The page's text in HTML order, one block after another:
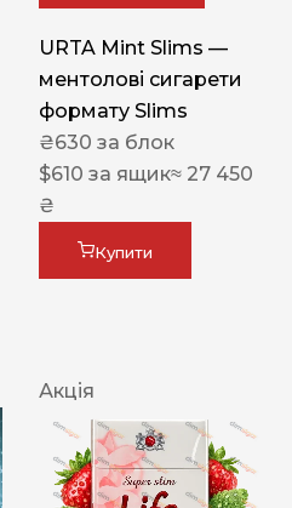
URTA Mint Slims —
ментолові сигарети
формату Slims
₴630 за блок
$610 за ящик≈ 27 450
₴
Купити
Акція